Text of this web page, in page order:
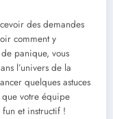
des demandes
comment y
panique, vous
l’univers de la
quelques astuces
que votre équipe
et instructif !